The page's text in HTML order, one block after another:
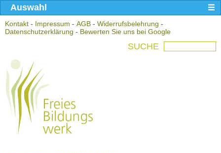
Kontakt - Impressum - AGB - Widerrufsbelehrung -
Datenschutzerklärung - Bewerten Sie uns bei Google
SUCHE
Auswahl